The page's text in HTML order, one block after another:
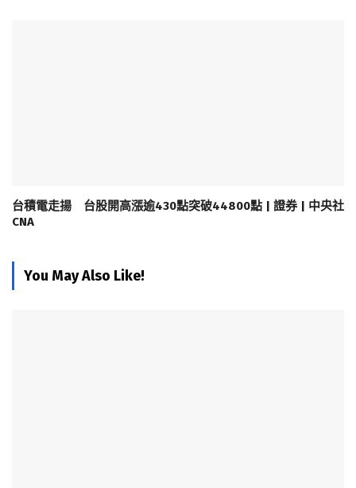
台積電走揚 台股開高漲逾430點突破44800點 | 證券 | 中央社
CNA
You May Also Like!